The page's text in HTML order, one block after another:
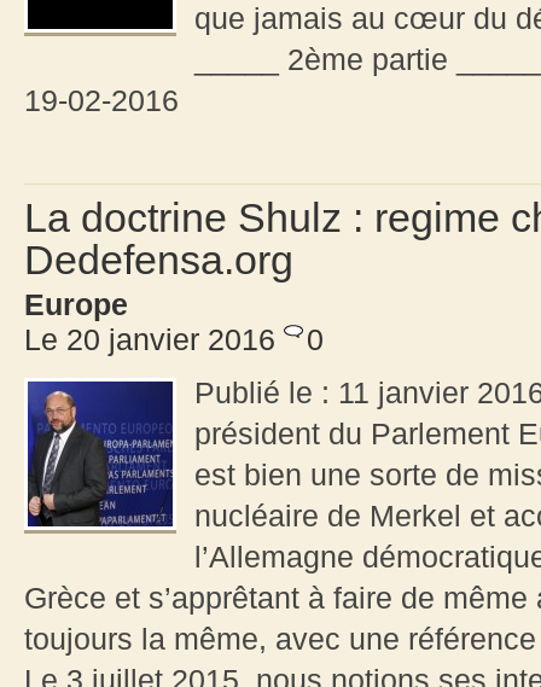
que jamais au cœur du
_____ 2ème partie
19-02-2016
La doctrine Shulz : regime
Dedefensa.org
Europe
Le 20 janvier 2016
0
Publié le : 11 janvier
président du Parlement
est bien une sorte de
nucléaire de Merkel et
l’Allemagne
Grèce et s’apprêtant à faire de
toujours la même, avec une
Le 3 juillet 2015, nous notions ses